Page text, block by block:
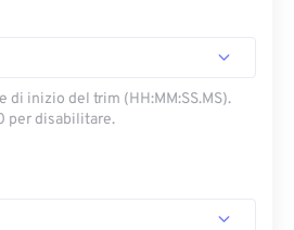
di inizio del trim (HH:MM:SS.MS).
per disabilitare.